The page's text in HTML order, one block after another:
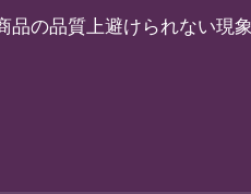
の品質上避けられない現象